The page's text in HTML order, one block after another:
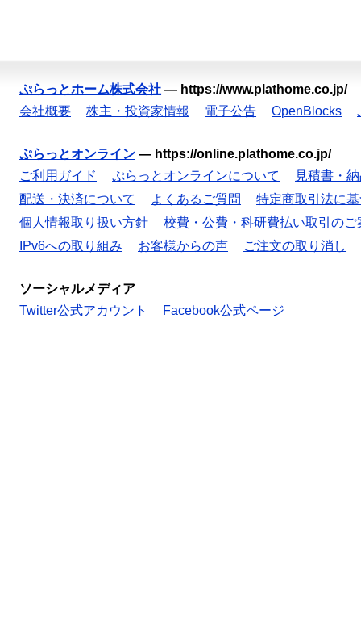
ぷらっとホーム株式会社 — https://www.plathome.co.jp/
会社概要
株主・投資家情報 電子公告 OpenBlocks
ぷらっとオンライン — https://online.plathome.co.jp/
ご利用ガイド
ぷらっとオンラインについて
見積書・
配送・決済について
よくあるご質問
特定商取引法に
個人情報取り扱い方針
校費・公費・科研費払い取引のご
IPv6への取り組み
お客様からの声 ご注文の取り消し
ソーシャルメディア
Twitter公式アカウント
Facebook公式ページ